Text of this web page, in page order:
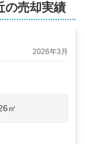
の売却実績
2026年3月
㎡